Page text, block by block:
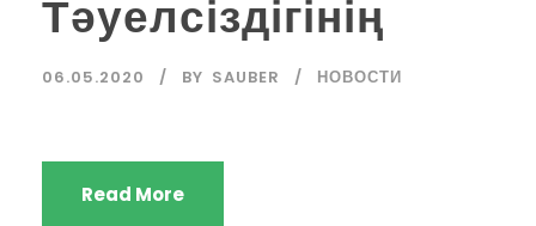
Тәуелсіздігінің
06.05.2020 BY SAUBER НОВОСТИ
Read More